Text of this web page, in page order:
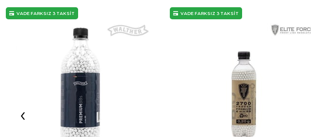
VADE FARKSIZ 3 TAKSİT VADE FARKSIZ 3 TAKSİT
‹